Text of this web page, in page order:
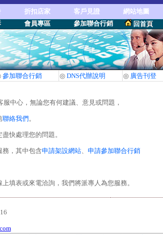
折扣店家 客戶見證 網站地圖
會員專區 參加聯合行銷 回首頁
參加聯合行銷 ◎ DNS代辦說明 ◎ 廣告刊登
中心，無論您有何建議、意見或問題，
聯絡我們。
快處理您的問題。
，其中包含申請架設網站、 申請參加聯合行銷
填表或來電洽詢，我們將派專人為您服務。